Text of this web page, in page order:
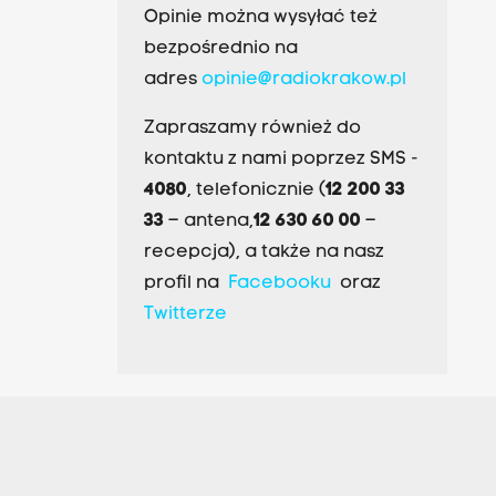
Opinie można wysyłać też
bezpośrednio na
adres opinie@radiokrakow.pl
Zapraszamy również do
kontaktu z nami poprzez SMS -
4080, telefonicznie (12 200 33
33– antena,12 630 60 00 –
recepcja), a także na nasz
profil na Facebookuoraz
Twitterze